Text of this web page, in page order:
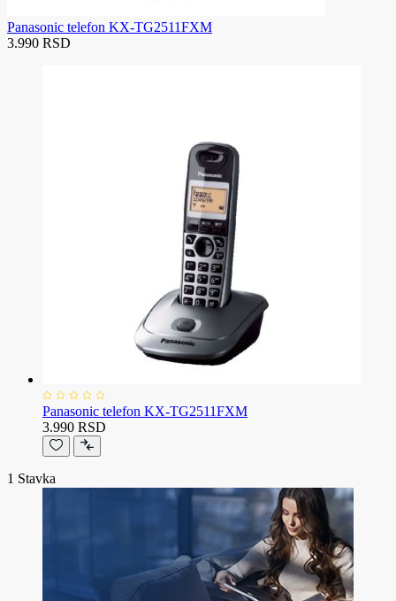
Panasonic telefon KX-TG2511FXM
3.990 RSD
Panasonic telefon KX-TG2511FXM
3.990 RSD
1 Stavka